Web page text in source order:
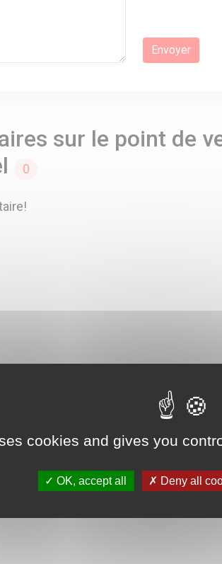
sur le point de
0
cookies and gives you
OK, accept all Deny all